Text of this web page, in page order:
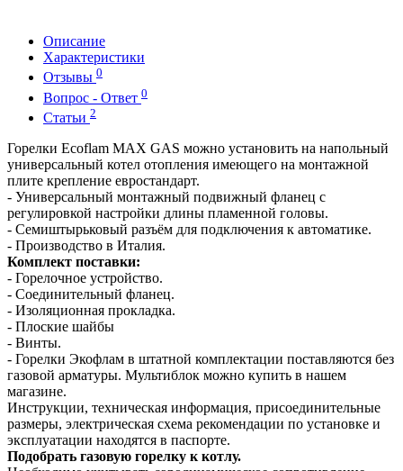
Описание
Характеристики
Отзывы 0
Вопрос - Ответ 0
Статьи 2
Горелки Ecoflam MAX GAS можно установить на напольный
универсальный котел отопления имеющего на монтажной
плите крепление евростандарт.
- Универсальный монтажный подвижный фланец с
регулировкой настройки длины пламенной головы.
- Семиштырьковый разъём для подключения к автоматике.
- Производство в Италия.
Комплект поставки:
- Горелочное устройство.
- Соединительный фланец.
- Изоляционная прокладка.
- Плоские шайбы
- Винты.
- Горелки Экофлам в штатной комплектации поставляются без
газовой арматуры. Мультиблок можно купить в нашем
магазине.
Инструкции, техническая информация, присоединительные
размеры, электрическая схема рекомендации по установке и
эксплуатации находятся в паспорте.
Подобрать газовую горелку к котлу.